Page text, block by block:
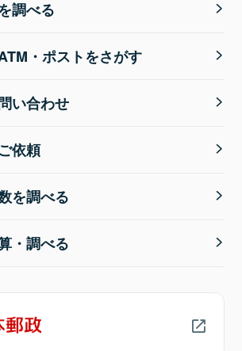
調べる
・ポストをさがす
い合わせ
依頼
を調べる
・調べる